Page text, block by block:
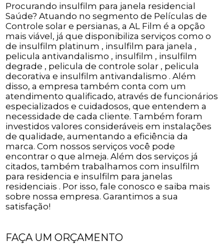
Procurando insulfilm para janela residencial
Saúde? Atuando no segmento de Películas de
Controle solar e persianas, a AL Film é a opção
mais viável, já que disponibiliza serviços como o
de insulfilm platinum , insulfilm para janela ,
pelicula antivandalismo , insulfilm , insulfilm
degrade , pelicula de controle solar , pelicula
decorativa e insulfilm antivandalismo . Além
disso, a empresa também conta com um
atendimento qualificado, através de funcionários
especializados e cuidadosos, que entendem a
necessidade de cada cliente. Também foram
investidos valores consideráveis em instalações
de qualidade, aumentando a eficiência da
marca. Com nossos serviços você pode
encontrar o que almeja. Além dos serviços já
citados, também trabalhamos com insulfilm
para residencia e insulfilm para janelas
residenciais . Por isso, fale conosco e saiba mais
sobre nossa empresa. Garantimos a sua
satisfação!
FAÇA UM ORÇAMENTO